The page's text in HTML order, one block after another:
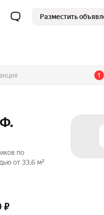
Разместить
1
по
от 33,6 м²
₽